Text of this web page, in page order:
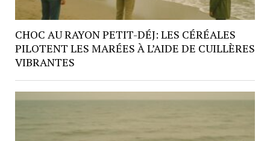
CHOC AU RAYON PETIT-DÉJ: LES CÉRÉALES
PILOTENT LES MARÉES À L’AIDE DE CUILLÈRES
VIBRANTES